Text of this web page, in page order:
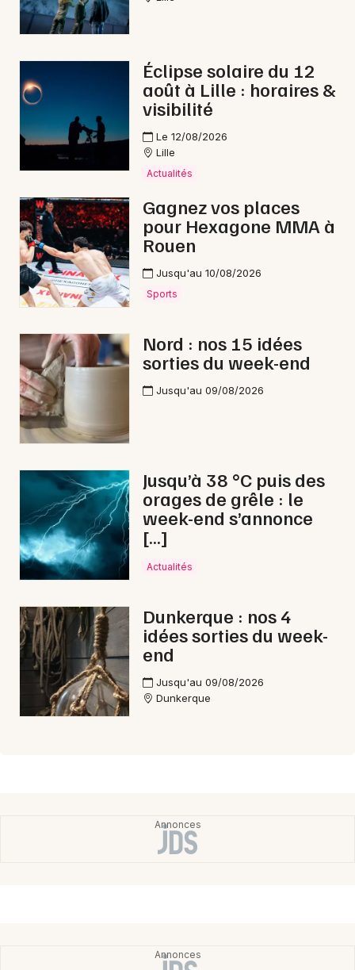
Éclipse solaire du 12
août à Lille : horaires &
visibilité
Le 12/08/2026
Lille
Actualités
Gagnez vos places
pour Hexagone MMA à
Rouen
Jusqu'au 10/08/2026
Sports
Nord : nos 15 idées
sorties du week-end
Jusqu'au 09/08/2026
Jusqu’à 38 °C puis des
orages de grêle : le
week-end s’annonce
[…]
Actualités
Dunkerque : nos 4
idées sorties du week-
end
Jusqu'au 09/08/2026
Dunkerque